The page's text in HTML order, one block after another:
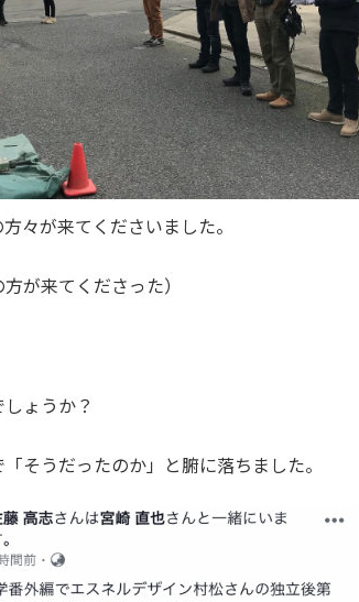
々が来てくださいました。
が来てくださった）
ょうか？
そうだったのか」と腑に落ちました。